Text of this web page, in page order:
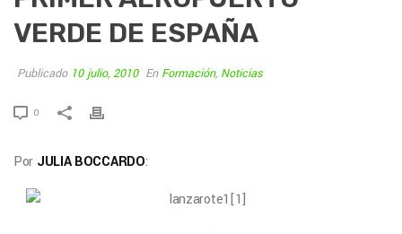
VERDE DE ESPAÑA
Publicado 10 julio, 2010 En Formación, Noticias
0
Por JULIA BOCCARDO: